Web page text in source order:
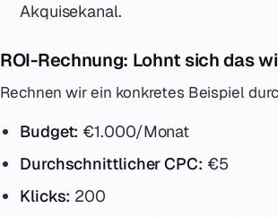
Akquisekanal.
ROI-Rechnung: Lohnt sich das
Rechnen wir ein konkretes Beispiel
Budget: €1.000/Monat
Durchschnittlicher CPC: €5
Klicks: 200